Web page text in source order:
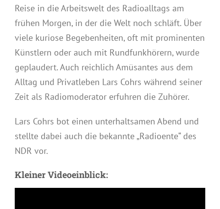
Reise in die Arbeitswelt des Radioalltags am
frühen Morgen, in der die Welt noch schläft. Über
viele kuriose Begebenheiten, oft mit prominenten
Künstlern oder auch mit Rundfunkhörern, wurde
geplaudert. Auch reichlich Amüsantes aus dem
Alltag und Privatleben Lars Cohrs während seiner
Zeit als Radiomoderator erfuhren die Zuhörer.
Lars Cohrs bot einen unterhaltsamen Abend und
stellte dabei auch die bekannte „Radioente“ des
NDR vor.
Kleiner Videoeinblick: